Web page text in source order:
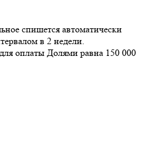
спишется автоматически
в 2 недели.
оплаты Долями равна 150 000